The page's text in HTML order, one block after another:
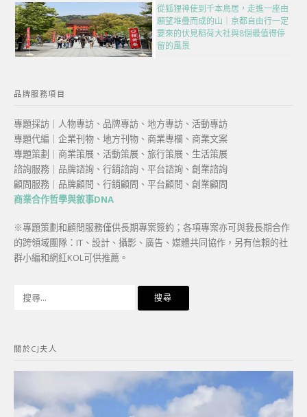
從狐狸神使到千本鳥居，走進一座由
願望堆疊而成的山｜京都自由行一定
要來的伏見稻荷大社與8個最值得停
留的風景
品牌服務項目
專題採訪｜人物專訪、品牌專訪、地方專訪、活動專訪
專題代編｜企業刊物、地方刊物、商業專欄、商業文案
專題策劃｜商業策展、活動策展、旅行策展、生活策展
諮詢服務｜品牌諮詢、行銷諮詢、平台諮詢、創業諮詢
顧問服務｜品牌顧問、行銷顧問、平台顧問、創業顧問
商業合作哲學與敘事DNA
※專題策劃和顧問服務僅供長期專案簽約；各項專案亦可與我長期合作
的跨領域團隊：IT、設計、攝影、廣告、媒體共同協作，另有信賴的社
群小編和網紅KOL可供推薦。
字:
關於CJ夫人